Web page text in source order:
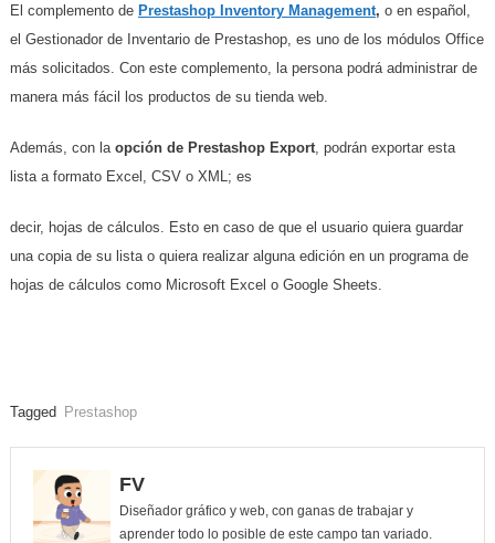
El complemento de Prestashop Inventory Management, o en español,
el Gestionador de Inventario de Prestashop, es uno de los módulos Office
más solicitados. Con este complemento, la persona podrá administrar de
manera más fácil los productos de su tienda web.
Además, con la opción de Prestashop Export, podrán exportar esta
lista a formato Excel, CSV o XML; es
decir, hojas de cálculos. Esto en caso de que el usuario quiera guardar
una copia de su lista o quiera realizar alguna edición en un programa de
hojas de cálculos como Microsoft Excel o Google Sheets.
Tagged Prestashop
FV
Diseñador gráfico y web, con ganas de trabajar y
aprender todo lo posible de este campo tan variado.